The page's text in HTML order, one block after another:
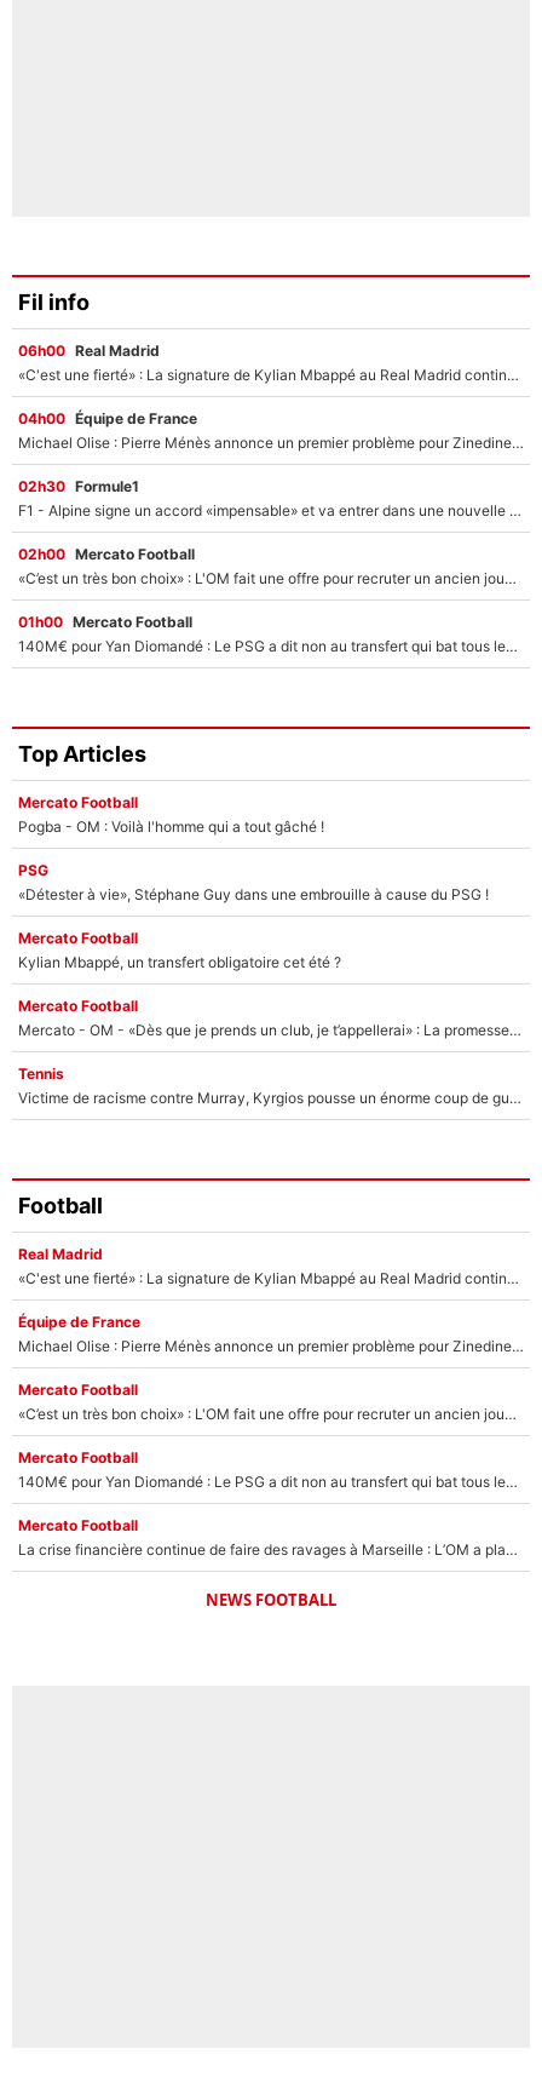
Fil info
06h00 Real Madrid
«C'est une fierté» : La signature de Kylian Mbappé au Real Madrid continue de régaler l'Espagne
04h00 Équipe de France
Michael Olise : Pierre Ménès annonce un premier problème pour Zinedine Zidane en équipe de France
02h30 Formule1
F1 - Alpine signe un accord «impensable» et va entrer dans une nouvelle dimension : Grande nouvelle pour Pierre Gasly !
02h00 Mercato Football
«C’est un très bon choix» : L'OM fait une offre pour recruter un ancien joueur du PSG... et c'est validé dans l'After Foot !
01h00 Mercato Football
140M€ pour Yan Diomandé : Le PSG a dit non au transfert qui bat tous les records sur le mercato
Top Articles
Mercato Football
Pogba - OM : Voilà l'homme qui a tout gâché !
PSG
«Détester à vie», Stéphane Guy dans une embrouille à cause du PSG !
Mercato Football
Kylian Mbappé, un transfert obligatoire cet été ?
Mercato Football
Mercato - OM - «Dès que je prends un club, je t’appellerai» : La promesse de Marcelino au moment de claquer la porte
Tennis
Victime de racisme contre Murray, Kyrgios pousse un énorme coup de gueule !
Football
Real Madrid
«C'est une fierté» : La signature de Kylian Mbappé au Real Madrid continue de régaler l'Espagne
Équipe de France
Michael Olise : Pierre Ménès annonce un premier problème pour Zinedine Zidane en équipe de France
Mercato Football
«C’est un très bon choix» : L'OM fait une offre pour recruter un ancien joueur du PSG... et c'est validé dans l'After Foot !
Mercato Football
140M€ pour Yan Diomandé : Le PSG a dit non au transfert qui bat tous les records sur le mercato
Mercato Football
La crise financière continue de faire des ravages à Marseille : L’OM a placé 12 joueurs sur le marché des transferts… et ça pourrait lui rapporter près de 100M€ !
NEWS FOOTBALL